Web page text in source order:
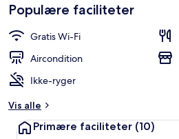
Populære faciliteter
Gratis Wi-Fi
Aircondition
Ikke-ryger
Vis alle
Primære faciliteter (10)